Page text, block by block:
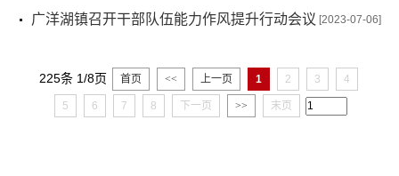
会，上好“入职必修课” [2023-07-06]
广洋湖镇召开干部队伍能力作风提升行动会议
225条 1/8页 首页 << 上一页 1 2 3 4
5 6 7 8 下一页 >> 末页